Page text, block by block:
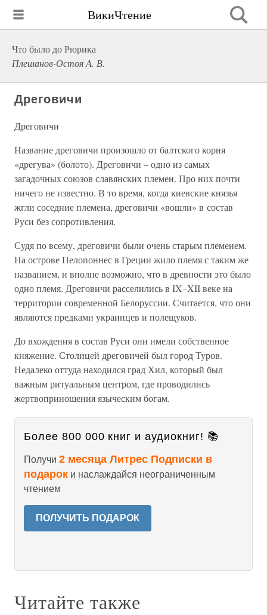
ВикиЧтение
Что было до Рюрика
Плешанов-Остоя А. В.
Дреговичи
Дреговичи
Название дреговичи произошло от балтского корня
«дрегува» (болото). Дреговичи – одно из самых
загадочных союзов славянских племен. Про них почти
ничего не известно. В то время, когда киевские князья
жгли соседние племена, дреговичи «вошли» в состав
Руси без сопротивления.
Судя по всему, дреговичи были очень старым племенем.
На острове Пелопоннес в Греции жило племя с таким же
названием, и вполне возможно, что в древности это было
одно племя. Дреговичи расселились в IX–XII веке на
территории современной Белоруссии. Считается, что они
являются предками украинцев и полещуков.
До вхождения в состав Руси они имели собственное
княжение. Столицей дреговичей был город Туров.
Недалеко оттуда находился град Хил, который был
важным ритуальным центром, где проводились
жертвоприношения языческим богам.
Более 800 000 книг и аудиокниг! 📚
Получи 2 месяца Литрес Подписки в
подарок и наслаждайся неограниченным
чтением
ПОЛУЧИТЬ ПОДАРОК
Читайте также